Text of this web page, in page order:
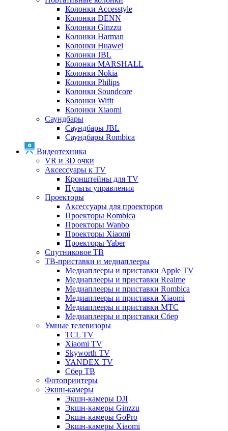
Колонки Accesstyle
Колонки DENN
Колонки Ginzzu
Колонки Harman
Колонки Huawei
Колонки JBL
Колонки MARSHALL
Колонки Nokia
Колонки Philips
Колонки Soundcore
Колонки Wifit
Колонки Xiaomi
Саундбары
Саундбары JBL
Саундбары Rombica
Видеотехника
VR и 3D очки
Аксессуары к TV
Кронштейны для TV
Пульты управления
Проекторы
Аксессуары для проекторов
Проекторы Rombica
Проекторы Wanbo
Проекторы Xiaomi
Проекторы Yaber
Спутниковое ТВ
ТВ-приставки и медиаплееры
Медиаплееры и приставки Apple TV
Медиаплееры и приставки Realme
Медиаплееры и приставки Rombica
Медиаплееры и приставки Xiaomi
Медиаплееры и приставки МТС
Медиаплееры и приставки Сбер
Умные телевизоры
TCL TV
Xiaomi TV
Skyworth TV
YANDEX TV
Сбер ТВ
Фотопринтеры
Экшн-камеры
Экшн-камеры DJI
Экшн-камеры Ginzzu
Экшн-камеры GoPro
Экшн-камеры Xiaomi